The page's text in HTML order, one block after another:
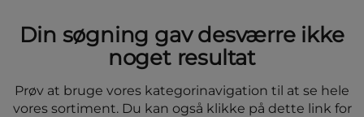
Din søgning gav desværre ikke
noget resultat
Prøv at bruge vores kategorinavigation til at se hele
vores sortiment. Du kan også klikke på dette link for